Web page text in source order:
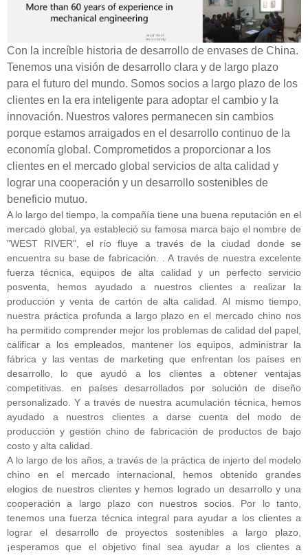
Con la increíble historia de desarrollo de envases de China.
Tenemos una visión de desarrollo clara y de largo plazo
para el futuro del mundo. Somos socios a largo plazo de los
clientes en la era inteligente para adoptar el cambio y la
innovación. Nuestros valores permanecen sin cambios
porque estamos arraigados en el desarrollo continuo de la
economía global. Comprometidos a proporcionar a los
clientes en el mercado global servicios de alta calidad y
lograr una cooperación y un desarrollo sostenibles de
beneficio mutuo.
A lo largo del tiempo, la compañía tiene una buena reputación en el
mercado global,ya estableció su famosa marca bajo el nombre de
"WEST RIVER", el río fluye a través de la ciudad donde se
encuentra su base de fabricación. . A través de nuestra excelente
fuerza técnica, equipos de alta calidad y un perfecto servicio
posventa, hemos ayudado a nuestros clientes a realizar la
producción y venta de cartón de alta calidad. Al mismo tiempo,
nuestra práctica profunda a largo plazo en el mercado chino nos
ha permitido comprender mejor los problemas de calidad del papel,
calificar a los empleados, mantener los equipos, administrar la
fábrica y las ventas de marketing que enfrentan los países en
desarrollo, lo que ayudó a los clientes a obtener ventajas
competitivas. en países desarrollados por solución de diseño
personalizado. Y a través de nuestra acumulación técnica, hemos
ayudado a nuestros clientes a darse cuenta del modo de
producción y gestión chino de fabricación de productos de bajo
costo y alta calidad.
A lo largo de los años, a través de la práctica de injerto del modelo
chino en el mercado internacional, hemos obtenido grandes
elogios de nuestros clientes y hemos logrado un desarrollo y una
cooperación a largo plazo con nuestros socios. Por lo tanto,
tenemos una fuerza técnica integral para ayudar a los clientes a
lograr el desarrollo de proyectos sostenibles a largo plazo,
¡esperamos que el objetivo final sea ayudar a los clientes a